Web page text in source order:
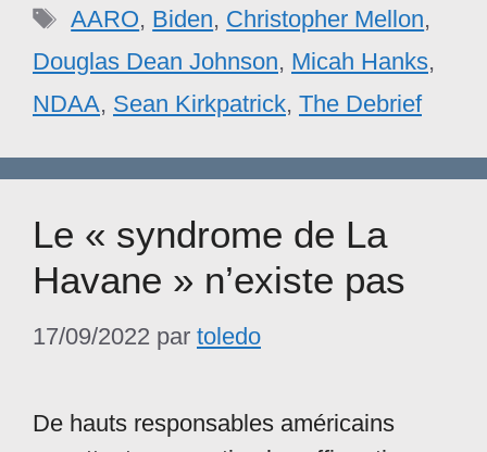
Étiquettes
AARO, Biden, Christopher Mellon,
Douglas Dean Johnson, Micah Hanks,
NDAA, Sean Kirkpatrick, The Debrief
Le « syndrome de La
Havane » n’existe pas
17/09/2022 par toledo
De hauts responsables américains